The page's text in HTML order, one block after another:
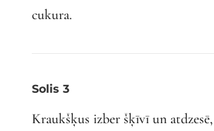
cukura.
Solis 3
Kraukšķus izber šķīvī un